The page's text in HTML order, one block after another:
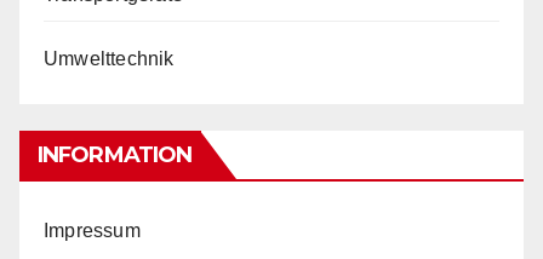
Umwelttechnik
INFORMATION
Impressum